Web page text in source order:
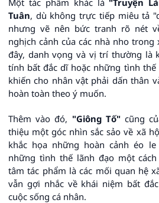
Tuân, dù không trực tiếp miêu tả
nhưng vẽ nên bức tranh rõ nét
nghịch cảnh của các nhà nho
đây, danh vọng và vị trí thường là
tính bất đắc dĩ hoặc những tình
khiến cho nhân vật phải dấn thân
hoàn toàn theo ý muốn.
Thêm vào đó, "Giông Tố"cũng
thiệu một góc nhìn sắc sảo về xã
khắc họa những hoàn cảnh éo
những tình thế lãnh đạo một
tâm tác phẩm là các mối quan hệ
vẫn gợi nhắc về khái niệm bất
cuộc sống cá nhân.